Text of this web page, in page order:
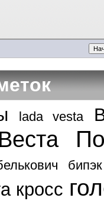
lada vesta
кросс